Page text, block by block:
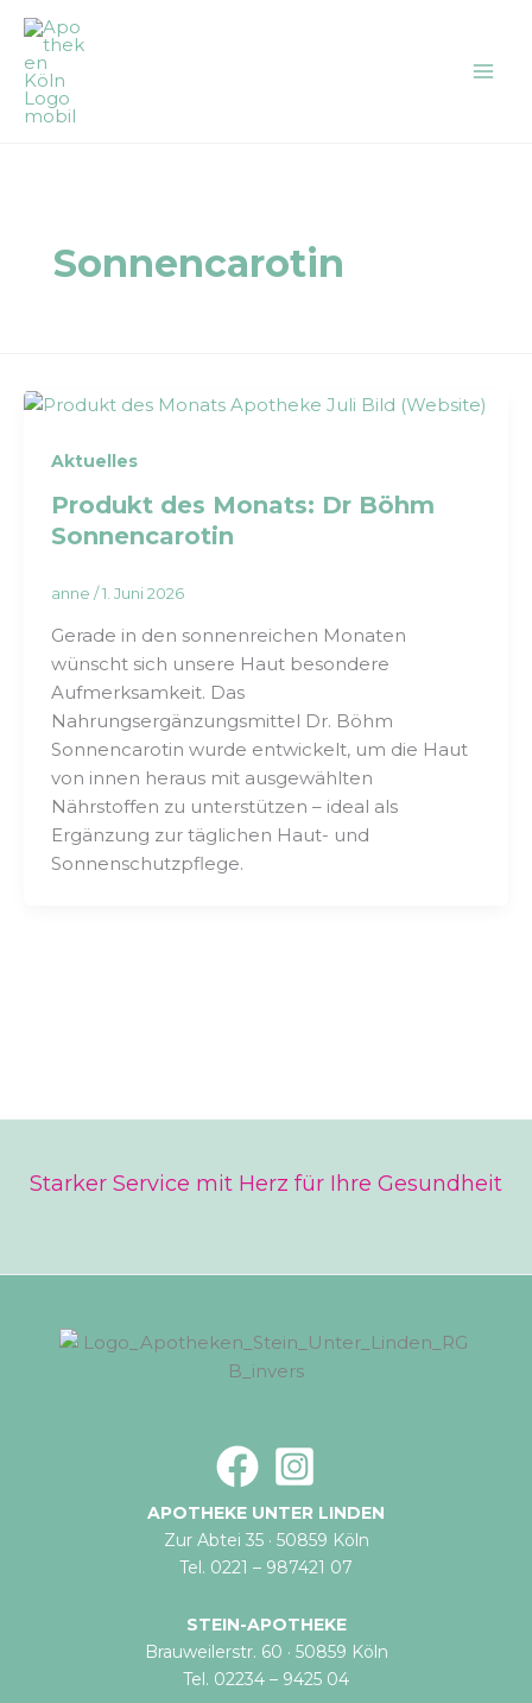
Zum
Inhalt
springen
Sonnencarotin
Aktuelles
Produkt des Monats: Dr Böhm
Sonnencarotin
anne /1. Juni 2026
Gerade in den sonnenreichen Monaten
wünscht sich unsere Haut besondere
Aufmerksamkeit. Das
Nahrungsergänzungsmittel Dr. Böhm
Sonnencarotin wurde entwickelt, um die Haut
von innen heraus mit ausgewählten
Nährstoffen zu unterstützen – ideal als
Ergänzung zur täglichen Haut- und
Sonnenschutzpflege.
Starker Service mit Herz für Ihre Gesundheit
APOTHEKE UNTER LINDEN
Zur Abtei 35 · 50859 Köln
Tel. 0221 – 987421 07
STEIN-APOTHEKE
Brauweilerstr. 60 · 50859 Köln
Tel. 02234 – 9425 04